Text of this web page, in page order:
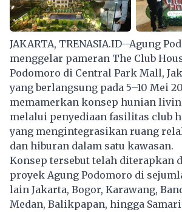
JAKARTA, TRENASIA.ID--Agung
menggelar pameran The Club
Podomoro di Central Park Mall,
yang berlangsung pada 5–10 Mei
memamerkan konsep hunian
melalui penyediaan fasilitas club
yang mengintegrasikan ruang
dan hiburan dalam satu kawasan.
Konsep tersebut telah diterapkan
proyek Agung Podomoro di
lain Jakarta, Bogor, Karawang,
Medan, Balikpapan, hingga